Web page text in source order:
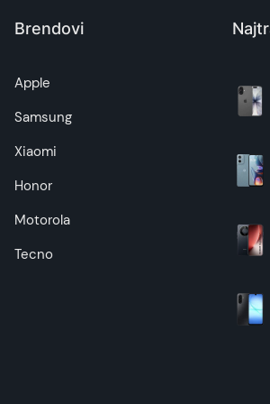
Superfon doo se trudi da
Brendovi
Apple
Samsung
Xiaomi
Honor
Motorola
Tecno